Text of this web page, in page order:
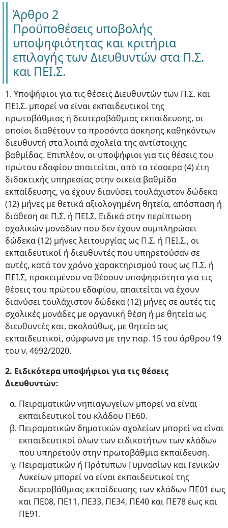
Άρθρο 2
Προϋποθέσεις υποβολής
υποψηφιότητας και κριτήρια
επιλογής των Διευθυντών στα Π.Σ.
και ΠΕΙ.Σ.
1. Υποψήφιοι για τις θέσεις Διευθυντών των Π.Σ. και
ΠΕΙ.Σ. μπορεί να είναι εκπαιδευτικοί της
πρωτοβάθμιας ή δευτεροβάθμιας εκπαίδευσης, οι
οποίοι διαθέτουν τα προσόντα άσκησης καθηκόντων
διευθυντή στα λοιπά σχολεία της αντίστοιχης
βαθμίδας. Επιπλέον, οι υποψήφιοι για τις θέσεις του
πρώτου εδαφίου απαιτείται, από τα τέσσερα (4) έτη
διδακτικής υπηρεσίας στην οικεία βαθμίδα
εκπαίδευσης, να έχουν διανύσει τουλάχιστον δώδεκα
(12) μήνες με θετικά αξιολογημένη θητεία, απόσπαση ή
διάθεση σε Π.Σ. ή ΠΕΙ.Σ. Ειδικά στην περίπτωση
σχολικών μονάδων που δεν έχουν συμπληρώσει
δώδεκα (12) μήνες λειτουργίας ως Π.Σ. ή ΠΕΙ.Σ., οι
εκπαιδευτικοί ή διευθυντές που υπηρετούσαν σε
αυτές, κατά τον χρόνο χαρακτηρισμού τους ως Π.Σ. ή
ΠΕΙ.Σ, προκειμένου να θέσουν υποψηφιότητα για τις
θέσεις του πρώτου εδαφίου, απαιτείται να έχουν
διανύσει τουλάχιστον δώδεκα (12) μήνες σε αυτές τις
σχολικές μονάδες με οργανική θέση ή με θητεία ως
διευθυντές και, ακολούθως, με θητεία ως
εκπαιδευτικοί, σύμφωνα με την παρ. 15 του άρθρου 19
του ν. 4692/2020.
2. Ειδικότερα υποψήφιοι για τις θέσεις
Διευθυντών:
Πειραματικών νηπιαγωγείων μπορεί να είναι
εκπαιδευτικοί του κλάδου ΠΕ60.
Πειραματικών δημοτικών σχολείων μπορεί να είναι
εκπαιδευτικοί όλων των ειδικοτήτων των κλάδων
που υπηρετούν στην πρωτοβάθμια εκπαίδευση.
Πειραματικών ή Πρότυπων Γυμνασίων και Γενικών
Λυκείων μπορεί να είναι εκπαιδευτικοί της
δευτεροβάθμιας εκπαίδευσης των κλάδων ΠΕ01 έως
και ΠΕ08, ΠΕ11, ΠΕ33, ΠΕ34, ΠΕ40 και ΠΕ78 έως και
ΠΕ91.